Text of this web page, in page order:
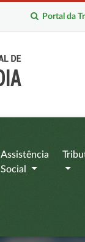
Portal da
Assistência
Social